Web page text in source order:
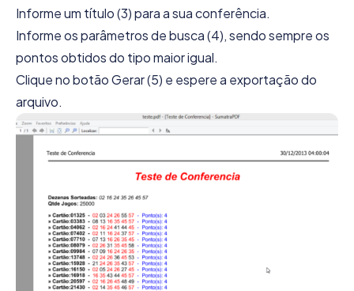
Informe um título (3) para a sua conferência.
Informe os parâmetros de busca (4), sendo sempre os
pontos obtidos do tipo maior igual.
Clique no botão Gerar (5) e espere a exportação do
arquivo.